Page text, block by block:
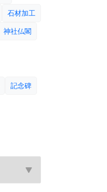
石材加工
神社仏閣
記念碑